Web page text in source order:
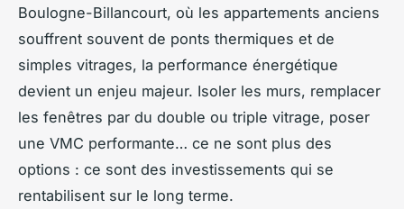
Boulogne-Billancourt, où les appartements anciens
souffrent souvent de ponts thermiques et de
simples vitrages, la performance énergétique
devient un enjeu majeur. Isoler les murs, remplacer
les fenêtres par du double ou triple vitrage, poser
une VMC performante… ce ne sont plus des
options : ce sont des investissements qui se
rentabilisent sur le long terme.